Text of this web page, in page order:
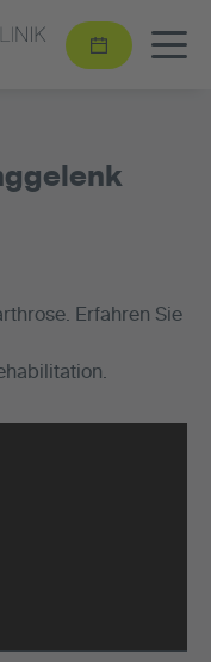
Erfahren Sie